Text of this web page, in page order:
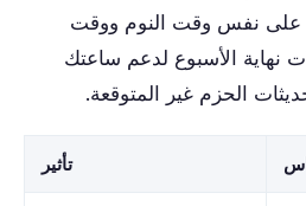
على نفس وقت النوم ووقت
نهاية الأسبوع لدعم ساعتك
الحزم غير المتوقعة.
تأثير